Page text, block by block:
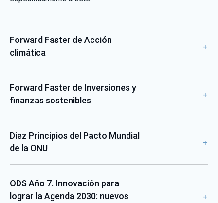
Forward Faster de Acción
climática
Forward Faster de Inversiones y
finanzas sostenibles
Diez Principios del Pacto Mundial
de la ONU
ODS Año 7. Innovación para
lograr la Agenda 2030: nuevos